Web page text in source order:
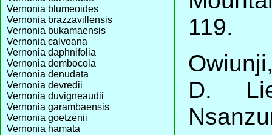
Vernonia blumeoides
Vernonia brazzavillensis
Vernonia bukamaensis
Vernonia calvoana
Vernonia daphnifolia
Vernonia dembocola
Vernonia denudata
Vernonia devredii
Vernonia duvigneaudii
Vernonia garambaensis
Vernonia goetzenii
Vernonia hamata
119.
D.